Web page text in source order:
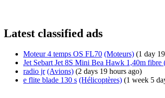
Latest classified ads
Moteur 4 temps OS FL70 (Moteurs) (1 day
Jet Sebart Jet 8S Mini Bea Hawk 1,40m fibre
radio jr (Avions) (2 days 19 hours ago)
e flite blade 130 s (Hélicoptères) (1 week 5